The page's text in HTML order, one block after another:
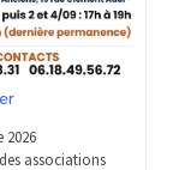
2026
associations